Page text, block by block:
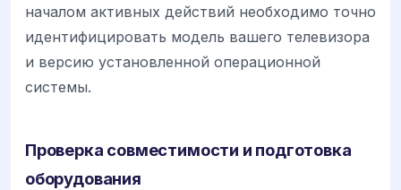
началом активных действий необходимо точно
идентифицировать модель вашего телевизора
и версию установленной операционной
системы.
Проверка совместимости и подготовка
оборудования